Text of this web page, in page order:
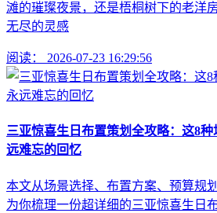
滩的璀璨夜景，还是梧桐树下的老洋
无尽的灵感
阅读： 2026-07-23 16:29:56
三亚惊喜生日布置策划全攻略：这8
远难忘的回忆
本文从场景选择、布置方案、预算规
为你梳理一份超详细的三亚惊喜生日